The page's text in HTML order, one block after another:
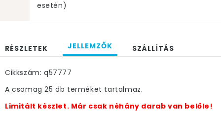
esetén)
RÉSZLETEK JELLEMZŐK SZÁLLÍTÁS
Cikkszám: q57777
A csomag 25 db terméket tartalmaz.
Limitált készlet. Már csak néhány darab van belőle!